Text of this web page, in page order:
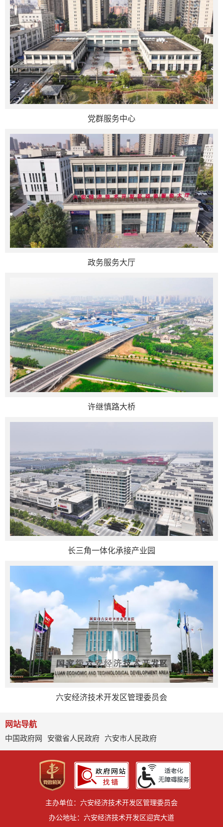
党群服务中心
政务服务大厅
许继慎路大桥
长三角一体化承接产业园
六安经济技术开发区管理委员会
网站导航
中国政府网
安徽省人民政府 六安市人民政府
主办单位：六安经济技术开发区管理委员会
办公地址：六安经济技术开发区迎宾大道